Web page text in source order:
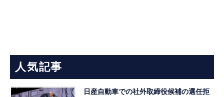
人気記事
日産自動車での社外取締役候補の選任拒